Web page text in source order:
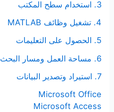
3. استخدام سطح المكتب
4. تشغيل وظائف MATLAB
5. الحصول على التعليمات
6. مساحة العمل ومسار البحث وعمليات الملفات
7. استيراد وتصدير البيانات
Microsoft Office
Microsoft Access